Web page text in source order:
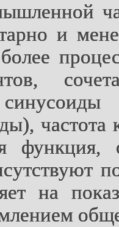
и
частота
функция,
на